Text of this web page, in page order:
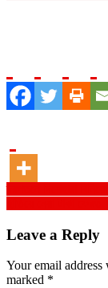
Post
navigation
Leave a Reply
Your email
marked *